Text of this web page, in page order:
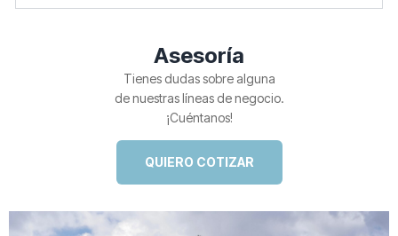
Asesoría
Tienes dudas sobre alguna
de nuestras líneas de negocio.
¡Cuéntanos!
QUIERO COTIZAR